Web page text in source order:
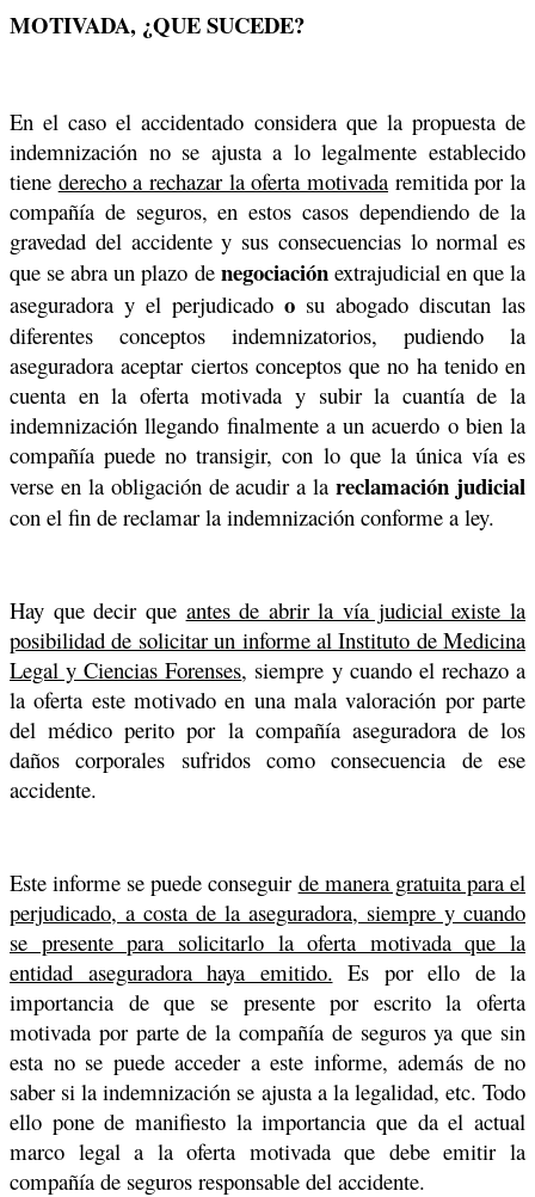
MOTIVADA, ¿QUE SUCEDE?
En el caso el accidentado considera que la propuesta de
indemnización no se ajusta a lo legalmente establecido
tiene derecho a rechazar la oferta motivada remitida por la
compañía de seguros, en estos casos dependiendo de la
gravedad del accidente y sus consecuencias lo normal es
que se abra un plazo de negociaciónextrajudicial en que la
aseguradora y el perjudicado o su abogado discutan las
diferentes conceptos indemnizatorios, pudiendo la
aseguradora aceptar ciertos conceptos que no ha tenido en
cuenta en la oferta motivada y subir la cuantía de la
indemnización llegando finalmente a un acuerdo o bien la
compañía puede no transigir, con lo que la única vía es
verse en la obligación de acudir a lareclamación judicial
con el fin de reclamar la indemnización conforme a ley.
Hay que decir que antes de abrir la vía judicial existe la
posibilidad de solicitar un informe al Instituto de Medicina
Legal y Ciencias Forenses, siempre y cuando el rechazo a
la oferta este motivado en una mala valoración por parte
del médico perito por la compañía aseguradora de los
daños corporales sufridos como consecuencia de ese
accidente.
Este informe se puede conseguir de manera gratuita para el
perjudicado, a costa de la aseguradora, siempre y cuando
se presente para solicitarlo la oferta motivada que la
entidad aseguradora haya emitido. Es por ello de la
importancia de que se presente por escrito la oferta
motivada por parte de la compañía de seguros ya que sin
esta no se puede acceder a este informe, además de no
saber si la indemnización se ajusta a la legalidad, etc. Todo
ello pone de manifiesto la importancia que da el actual
marco legal a la oferta motivada que debe emitir la
compañía de seguros responsable del accidente.